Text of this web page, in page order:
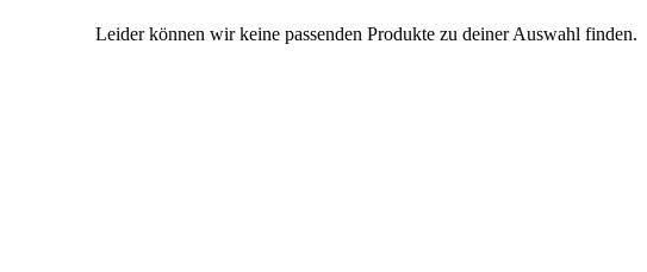
Leider können wir keine passenden Produkte zu deiner Auswahl finden.